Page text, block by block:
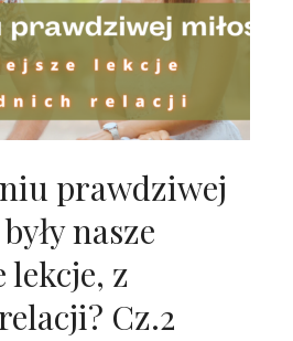
prawdziwej
nasze
lekcje, z
Cz.2